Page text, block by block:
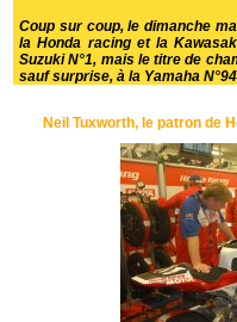
Coup sur coup, le dimanche
la Honda racing et la
Suzuki N°1, mais le titre de
sauf surprise, à la Yamaha
Neil Tuxworth, le patron de